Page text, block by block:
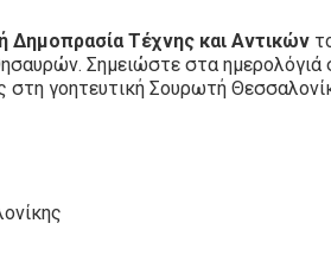
Δημοπρασία Τέχνης και Αντικών
Σημειώστε στα
γοητευτική Σουρωτή